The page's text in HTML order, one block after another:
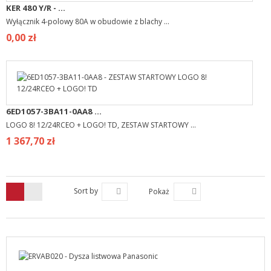
KER 480 Y/R - ...
Wyłącznik 4-polowy 80A w obudowie z blachy ...
0,00 zł
6ED1057-3BA11-0AA8 ...
LOGO 8! 12/24RCEO + LOGO! TD, ZESTAW STARTOWY ...
1 367,70 zł
Sort by Pokaż